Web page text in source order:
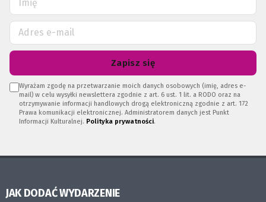
Zapisz się
Wyrażam zgodę na przetwarzanie moich danych osobowych (imię, adres e-
mail) w celu wysyłki newslettera zgodnie z art. 6 ust. 1 lit. a RODO oraz na
otrzymywanie informacji handlowych drogą elektroniczną zgodnie z art. 172
Prawa komunikacji elektronicznej. Administratorem danych jest Punkt
Informacji Kulturalnej. Polityka prywatności.
JAK DODAĆ WYDARZENIE